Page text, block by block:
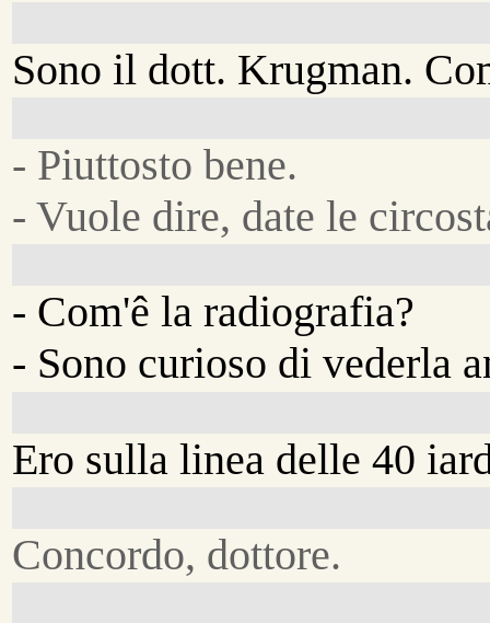
Sono il dott. Krugman.
- Piuttosto bene.
- Vuole dire, date le
- Com'ê la radiografia?
- Sono curioso di vederla
Ero sulla linea delle 40
Concordo, dottore.